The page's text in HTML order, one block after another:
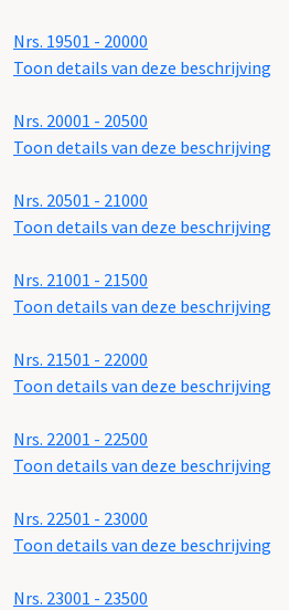
Nrs. 19501 - 20000
Toon details van deze beschrijving
Nrs. 20001 - 20500
Toon details van deze beschrijving
Nrs. 20501 - 21000
Toon details van deze beschrijving
Nrs. 21001 - 21500
Toon details van deze beschrijving
Nrs. 21501 - 22000
Toon details van deze beschrijving
Nrs. 22001 - 22500
Toon details van deze beschrijving
Nrs. 22501 - 23000
Toon details van deze beschrijving
Nrs. 23001 - 23500